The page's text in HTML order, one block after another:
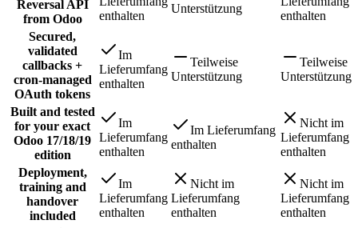
Reversal API
from Odoo
enthalten
Unterstützung
enthalten
Secured,
validated
callbacks +
cron-managed
OAuth tokens
Im
Lieferumfang
enthalten
Teilweise
Unterstützung
Teilweise
Unterstützung
Built and tested
for your exact
Odoo 17/18/19
edition
Im
Lieferumfang
enthalten
Im Lieferumfang
enthalten
Nicht im
Lieferumfang
enthalten
Deployment,
training and
handover
included
Im
Lieferumfang
enthalten
Nicht im
Lieferumfang
enthalten
Nicht im
Lieferumfang
enthalten